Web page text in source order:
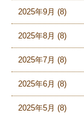
2025年9月 (8)
2025年8月 (8)
2025年7月 (8)
2025年6月 (8)
2025年5月 (8)